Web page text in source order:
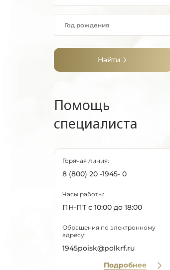
Найти
Помощь
специалиста
Горячая линия:
8 (800) 20 -1945- 0
Часы работы:
ПН-ПТ с 10:00 до 18:00
Обращения по электронному
адресу:
1945poisk@polkrf.ru
Подробнее